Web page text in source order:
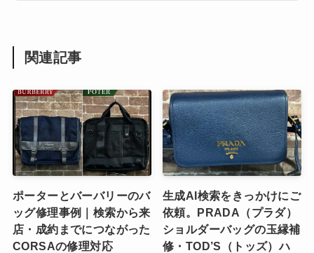
関連記事
ポーターとバーバリーのバ
ッグ修理事例｜検索から来
店・成約までにつながった
CORSAの修理対応
生成AI検索をきっかけにご
依頼。PRADA（プラダ）
ショルダーバッグの玉縁補
修・TOD’S（トッズ）ハ